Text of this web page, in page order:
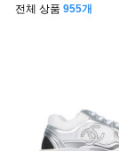
전체 상품 955개